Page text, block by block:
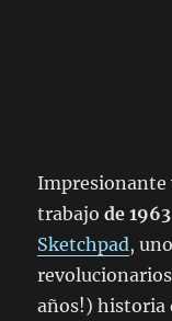
Impresionante
trabajode 1963
Sketchpad,
años!) historia